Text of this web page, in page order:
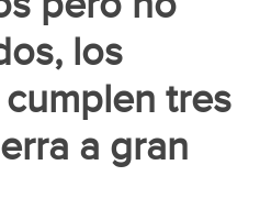
los
tres
a gran